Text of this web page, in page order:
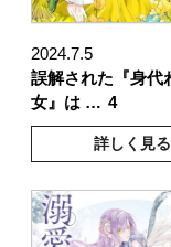
2024.7.5
誤解された『身代
女』は … 4
詳しく見る